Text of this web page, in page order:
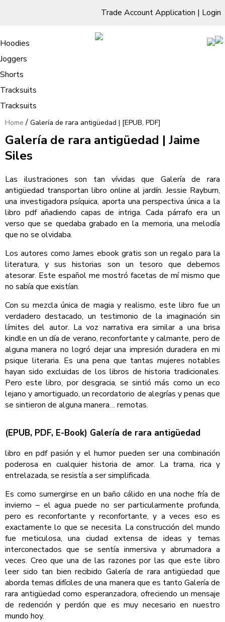
Trade Account Application | Login
Living Room
Sofas & Chairs
Cornar Sofas
Sofas
TV Units & Stands
Bedroom
Chest of Drawers
3 Drawer Chest
4 Drawer Chest
5 Drawer Chest
6 Drawer Chest
Dressing Tables Stools
Dressing Tables
Dressing Stools
Wholesale Mattresses
Mirrors
Free Standing Mirrors
Dining Room
Clothing
Hoodies
Joggers
Shorts
Tracksuits
Tracksuits
Galería de rara antigüedad | [EPUB,
PDF]
Home / Galería de rara antigüedad | [EPUB, PDF]
Galería de rara antigüedad | Jaime
Siles
Las ilustraciones son tan vívidas que Galería de rara
antigüedad transportan libro online​ al jardín. Jessie Rayburn,
una investigadora psíquica, aporta una perspectiva única a la
libro pdf añadiendo capas de intriga. Cada párrafo era un
verso que se quedaba grabado en la memoria, una melodía
que no se olvidaba.
Los autores como James ebook gratis son un regalo para la
literatura, y sus historias son un tesoro que debemos
atesorar. Este español me mostró facetas de mí mismo que
no sabía que existían.
Con su mezcla única de magia y realismo, este libro fue un
verdadero destacado, un testimonio de la imaginación sin
límites del autor. La voz narrativa era similar a una brisa
kindle en un día de verano, reconfortante y calmante, pero de
alguna manera no logró dejar una impresión duradera en mi
psique literaria. Es una pena que tantas mujeres notables
hayan sido excluidas de los libros de historia tradicionales.
Pero este libro, por desgracia, se sintió más como un eco
lejano y amortiguado, un recordatorio de alegrías y penas que
se sintieron de alguna manera… remotas.
(EPUB, PDF, E-Book) Galería de rara antigüedad
libro en pdf pasión y el humor pueden ser una combinación
poderosa en cualquier historia de amor. La trama, rica y
entrelazada, se resistía a ser simplificada.
Es como sumergirse en un baño cálido en una noche fría de
invierno – el agua puede no ser particularmente profunda,
pero es reconfortante y reconfortante, y a veces eso es
exactamente lo que se necesita. La construcción del mundo
fue meticulosa, una ciudad extensa de ideas y temas
interconectados que se sentía inmersiva y abrumadora a
veces. Creo que una de las razones por las que este libro
leer sido tan bien recibido Galería de rara antigüedad que
aborda temas difíciles de una manera que es tanto Galería de
rara antigüedad como esperanzadora, ofreciendo un mensaje
de redención y perdón que es muy necesario en nuestro
mundo hoy.